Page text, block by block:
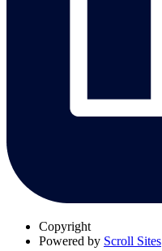
Copyright
Powered by Scroll Sites